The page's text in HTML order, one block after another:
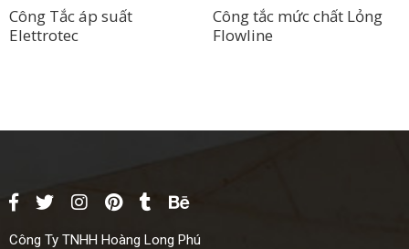
Công Tắc áp suất
Elettrotec
Công tắc mức chất Lỏng
Flowline
Công Ty TNHH Hoàng Long Phú